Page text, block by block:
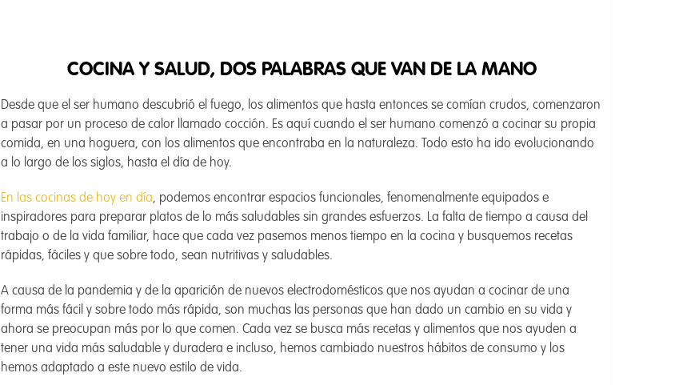
COCINA Y SALUD, DOS PALABRAS QUE VAN DE LA MANO
Desde que el ser humano descubrió el fuego, los alimentos que hasta entonces se comían crudos, comenzaron
a pasar por un proceso de calor llamado cocción. Es aquí cuando el ser humano comenzó a cocinar su propia
comida, en una hoguera, con los alimentos que encontraba en la naturaleza. Todo esto ha ido evolucionando
a lo largo de los siglos, hasta el día de hoy.
En las cocinas de hoy en día, podemos encontrar espacios funcionales, fenomenalmente equipados e
inspiradores para preparar platos de lo más saludables sin grandes esfuerzos. La falta de tiempo a causa del
trabajo o de la vida familiar, hace que cada vez pasemos menos tiempo en la cocina y busquemos recetas
rápidas, fáciles y que sobre todo, sean nutritivas y saludables.
A causa de la pandemia y de la aparición de nuevos electrodomésticos que nos ayudan a cocinar de una
forma más fácil y sobre todo más rápida, son muchas las personas que han dado un cambio en su vida y
ahora se preocupan más por lo que comen. Cada vez se busca más recetas y alimentos que nos ayuden a
tener una vida más saludable y duradera e incluso, hemos cambiado nuestros hábitos de consumo y los
hemos adaptado a este nuevo estilo de vida.